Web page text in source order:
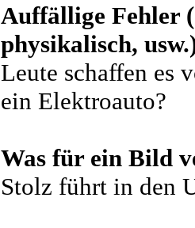
Auffällige Fehler
physikalisch,
Leute schaffen es
ein Elektroauto?
Was für ein Bild
Stolz führt in den